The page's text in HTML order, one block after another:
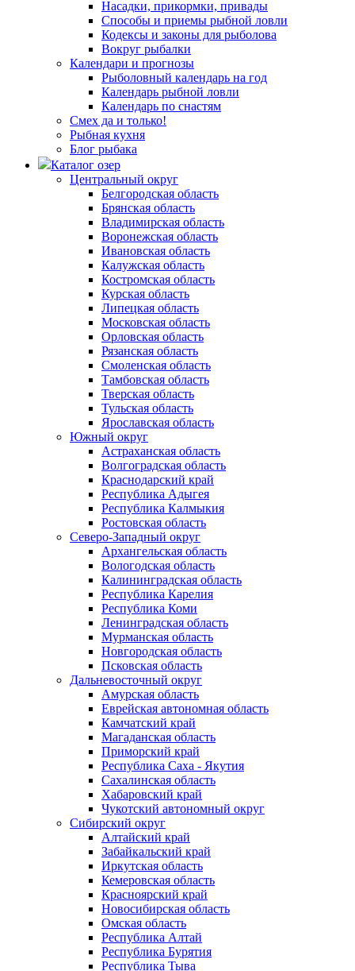
Насадки, прикормки, привады
Способы и приемы рыбной ловли
Кодексы и законы для рыболова
Вокруг рыбалки
Календари и прогнозы
Рыболовный календарь на год
Календарь рыбной ловли
Календарь по снастям
Смех да и только!
Рыбная кухня
Блог рыбака
Каталог озер
Центральный округ
Белгородская область
Брянская область
Владимирская область
Воронежская область
Ивановская область
Калужская область
Костромская область
Курская область
Липецкая область
Московская область
Орловская область
Рязанская область
Смоленская область
Тамбовская область
Тверская область
Тульская область
Ярославская область
Южный округ
Астраханская область
Волгоградская область
Краснодарский край
Республика Адыгея
Республика Калмыкия
Ростовская область
Северо-Западный округ
Архангельская область
Вологодская область
Калининградская область
Республика Карелия
Республика Коми
Ленинградская область
Мурманская область
Новгородская область
Псковская область
Дальневосточный округ
Амурская область
Еврейская автономная область
Камчатский край
Магаданская область
Приморский край
Республика Саха - Якутия
Сахалинская область
Хабаровский край
Чукотский автономный округ
Сибирский округ
Алтайский край
Забайкальский край
Иркутская область
Кемеровская область
Красноярский край
Новосибирская область
Омская область
Республика Алтай
Республика Бурятия
Республика Тыва